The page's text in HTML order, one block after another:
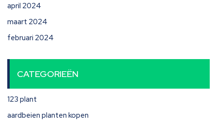
april 2024
maart 2024
februari 2024
CATEGORIEËN
123 plant
aardbeien planten kopen